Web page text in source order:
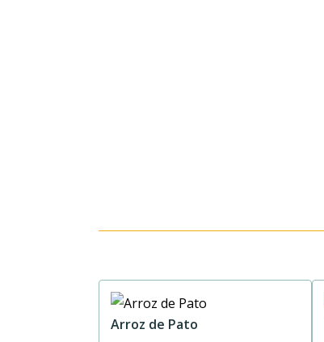
Arroz de Pato